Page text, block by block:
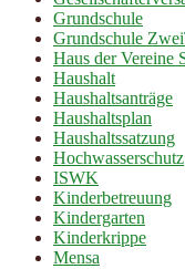
Grundschule
Grundschule
Haus der Vereine
Haushalt
Haushaltsanträge
Haushaltsplan
Haushaltssatzung
Hochwasserschutz
ISWK
Kinderbetreuung
Kindergarten
Kinderkrippe
Mensa